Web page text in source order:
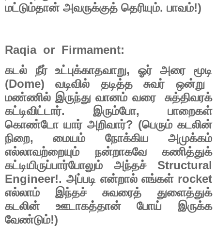
மட்டும்தான் அவருக்குத் தெரியும். பாவம்!)
Raqia or Firmament:
கடல் நீர் உட்புக்காதவாறு, ஓர் அரை மூடி
(Dome)வடிவில் தடித்த சுவர்
ஒன்று
மண்ணில் இருந்து வானம் வரை
சுத்திவரக்
கட்டிவிட்டார். இரும்போ, பாறைகள்
கொண்டோ யார் அறிவார்? (பெரும் கடலின்
நிறை,மையம் நோக்கிய
அமுக்கம்
எல்லாவற்றையும்
நன்றாகவே
கணித்துக்
கட்டியிருப்பார்போலும்
அந்தச்Structural
Engineer!. அப்படி என்றால் எங்கள்rocket
எல்லாம் இந்தச் சுவரைத்
துளைத்துக்
கடலின்
ஊடாகத்தான் போய்
இருக்க
வேண்டும்!)